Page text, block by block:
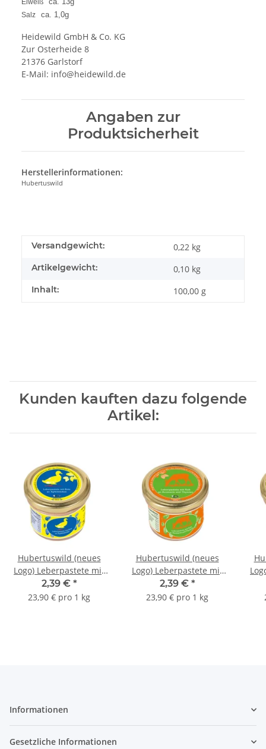
Eiweiß
Salz ca. 1,0g
Heidewild GmbH & Co. KG
Zur Osterheide 8
21376 Garlstorf
E-Mail: info@heidewild.de
Angaben zur
Produktsicherheit
Herstellerinformationen:
Hubertuswild
Versandgewicht: 0,22 kg
Artikelgewicht: 0,10 kg
Inhalt: 100,00 g
Kunden kauften dazu folgende
Artikel:
Hubertuswild (neues
Logo) Leberpastete mit
Ente an Apfelstücken
2,39 € *
23,90 € pro 1 kg
Hubertuswild (neues
Logo) Leberpastete mit
Reh an Rosmarin &
Thymian
2,39 € *
23,90 € pro 1 kg
Informationen
Gesetzliche Informationen